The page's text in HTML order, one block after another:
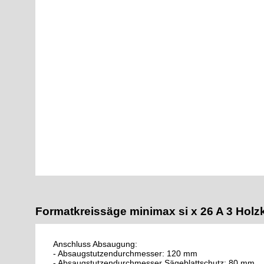
Formatkreissäge minimax si x 26 A 3
Anschluss Absaugung:
- Absaugstutzendurchmesser: 120 mm